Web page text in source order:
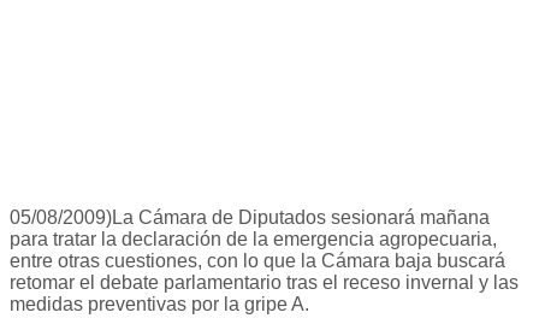
05/08/2009)La Cámara de Diputados sesionará mañana
para tratar la declaración de la emergencia agropecuaria,
entre otras cuestiones, con lo que la Cámara baja buscará
retomar el debate parlamentario tras el receso invernal y las
medidas preventivas por la gripe A.